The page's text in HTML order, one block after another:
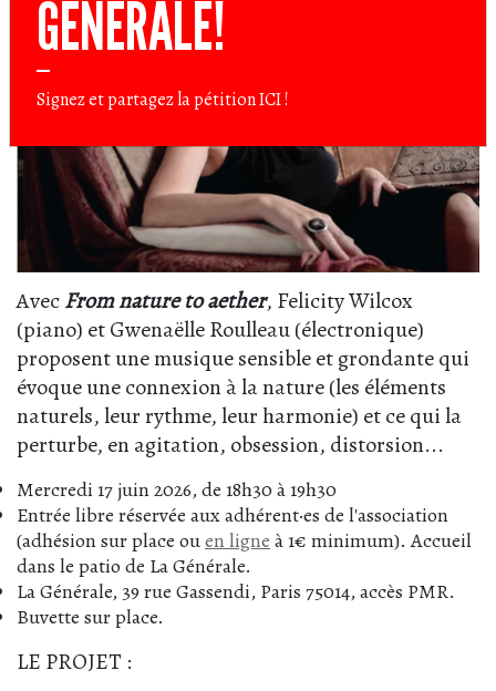
AvecFrom nature to aether, Felicity Wilcox
(piano) et Gwenaëlle Roulleau (électronique)
proposent une musique sensible et grondante qui
évoque une connexion à la nature (les éléments
naturels, leur rythme, leur harmonie) et ce qui la
perturbe, en agitation, obsession, distorsion...
Mercredi 17 juin 2026, de 18h30 à 19h30
Entrée libre réservée aux adhérent·es de l'association
(adhésion sur place ouen ligne à 1€ minimum). Accueil
dans le patio de La Générale.
La Générale, 39 rue Gassendi, Paris 75014, accès PMR.
Buvette sur place.
LE PROJET :
GÉNÉRALE!
Signez et partagez la pétitionICI!